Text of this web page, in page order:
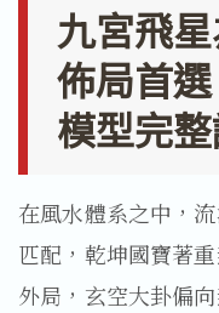
九宮飛
佈局首
模型完
在風水體系之中，
匹配，乾坤國寶著
外局，玄空大卦偏